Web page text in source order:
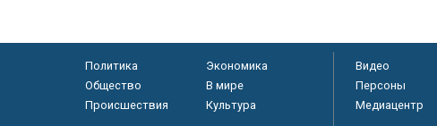
Политика
Экономика
Общество
В мире
Происшествия
Культура
Видео
Персоны
Медиацентр